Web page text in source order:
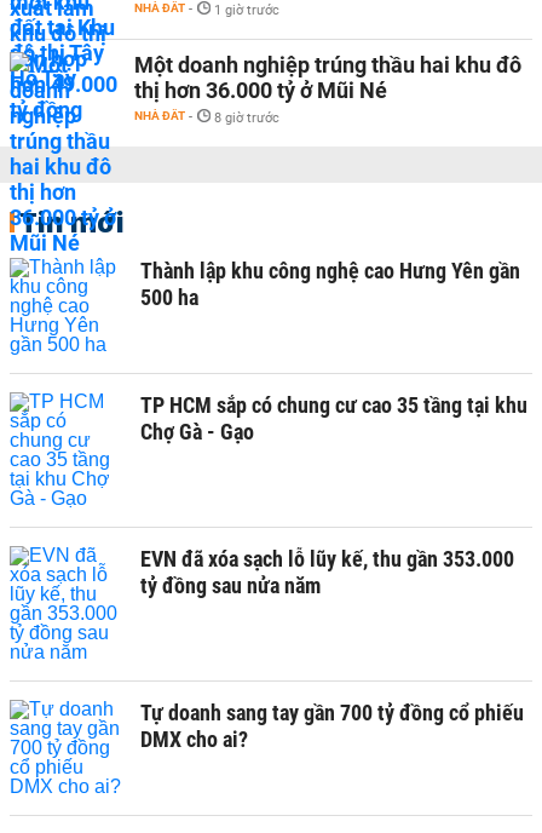
NHÀ ĐẤT - 1 giờ trước
Một doanh nghiệp trúng thầu hai khu đô
thị hơn 36.000 tỷ ở Mũi Né
NHÀ ĐẤT - 8 giờ trước
Tin mới
Thành lập khu công nghệ cao Hưng Yên gần
500 ha
TP HCM sắp có chung cư cao 35 tầng tại khu
Chợ Gà - Gạo
EVN đã xóa sạch lỗ lũy kế, thu gần 353.000
tỷ đồng sau nửa năm
Tự doanh sang tay gần 700 tỷ đồng cổ phiếu
DMX cho ai?